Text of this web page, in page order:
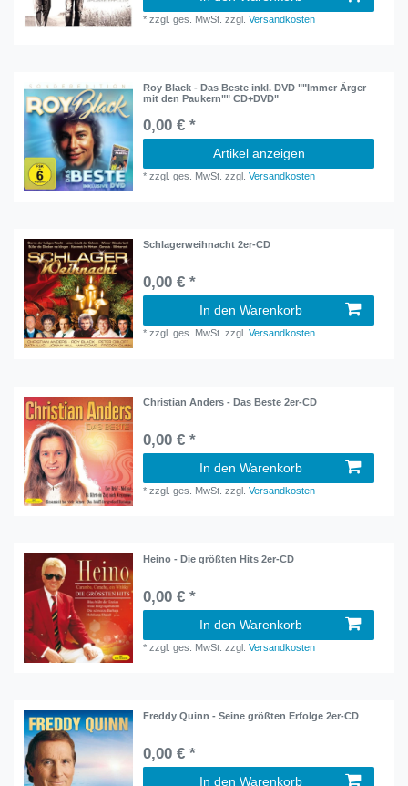
*zzgl. ges. MwSt. zzgl.Versandkosten
Roy Black - Das Beste inkl. DVD ""Immer Ärger
mit den Paukern"" CD+DVD"
0,00 € *
Artikel anzeigen
*zzgl. ges. MwSt. zzgl.Versandkosten
Schlagerweihnacht 2er-CD
0,00 € *
In den Warenkorb
*zzgl. ges. MwSt. zzgl.Versandkosten
Christian Anders - Das Beste 2er-CD
0,00 € *
In den Warenkorb
*zzgl. ges. MwSt. zzgl.Versandkosten
Heino - Die größten Hits 2er-CD
0,00 € *
In den Warenkorb
*zzgl. ges. MwSt. zzgl.Versandkosten
Freddy Quinn - Seine größten Erfolge 2er-CD
0,00 € *
In den Warenkorb